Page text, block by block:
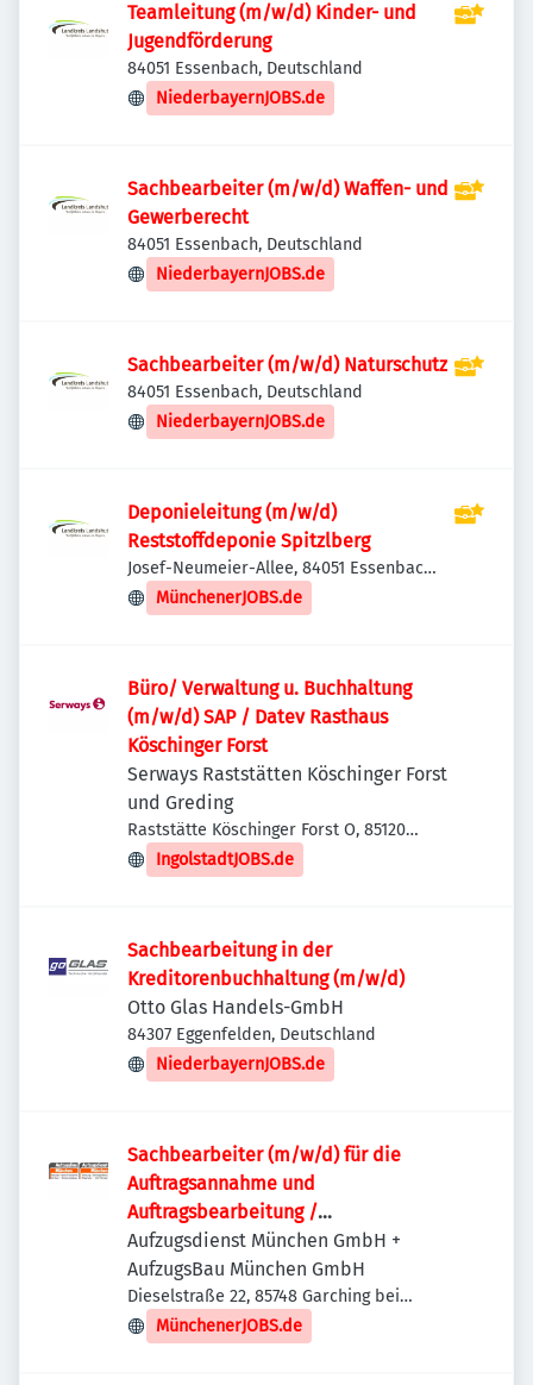
Teamleitung (m/w/d) Kinder- und
Jugendförderung
84051 Essenbach, Deutschland
NiederbayernJOBS.de
Sachbearbeiter (m/w/d) Waffen- und
Gewerberecht
84051 Essenbach, Deutschland
NiederbayernJOBS.de
Sachbearbeiter (m/w/d) Naturschutz
84051 Essenbach, Deutschland
NiederbayernJOBS.de
Deponieleitung (m/w/d)
Reststoffdeponie Spitzlberg
Josef-Neumeier-Allee, 84051 Essenbach,
Deutschland
MünchenerJOBS.de
Büro/ Verwaltung u. Buchhaltung
(m/w/d) SAP / Datev Rasthaus
Köschinger Forst
Serways Raststätten Köschinger Forst
und Greding
Raststätte Köschinger Forst O, 85120
Hepberg, Deutschland
IngolstadtJOBS.de
Sachbearbeitung in der
Kreditorenbuchhaltung (m/w/d)
Otto Glas Handels-GmbH
84307 Eggenfelden, Deutschland
NiederbayernJOBS.de
Sachbearbeiter (m/w/d) für die
Auftragsannahme und
Auftragsbearbeitung /
Auftragsabwicklung
Aufzugsdienst München GmbH +
AufzugsBau München GmbH
Dieselstraße 22, 85748 Garching bei
München, Deutschland
MünchenerJOBS.de